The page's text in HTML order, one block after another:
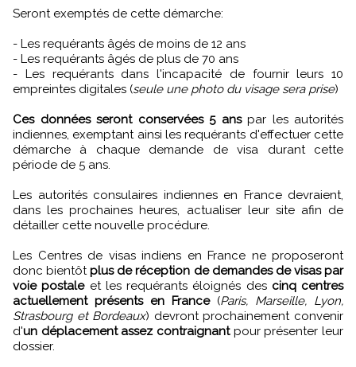
Seront exemptés de cette démarche:
- Les requérants âgés de moins de 12 ans
- Les requérants âgés de plus de 70 ans
- Les requérants dans l'incapacité de fournir leurs 10
empreintes digitales (seule une photo du visage sera prise)
Ces données seront conservées 5 anspar les autorités
indiennes, exemptant ainsi les requérants d'effectuer cette
démarche à chaque demande de visa durant cette
période de 5 ans.
Les autorités consulaires indiennes en France devraient,
dans les prochaines heures, actualiser leur site afin de
détailler cette nouvelle procédure.
Les Centres de visas indiens en France ne proposeront
donc bientôtplus de réception de demandes de visas par
voie postaleet les requérants éloignés des cinq centres
actuellement présents en France(Paris, Marseille, Lyon,
Strasbourg et Bordeaux) devront prochainement convenir
d'un déplacement assez contraignantpour présenter leur
dossier.